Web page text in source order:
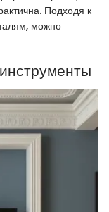
Подходя к
можно